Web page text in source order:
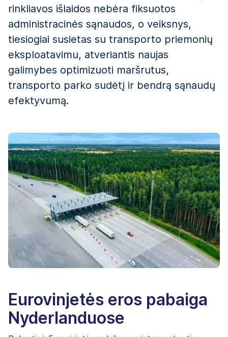
rinkliavos išlaidos nebėra fiksuotos
administracinės sąnaudos, o veiksnys,
tiesiogiai susietas su transporto priemonių
eksploatavimu, atveriantis naujas
galimybes optimizuoti maršrutus,
transporto parko sudėtį ir bendrą sąnaudų
efektyvumą.
Eurovinjetės eros pabaiga
Nyderlanduose